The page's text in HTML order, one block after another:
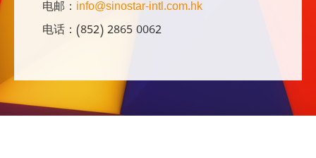
电邮： info@sinostar-intl.com.hk
电话：(852) 2865 0062